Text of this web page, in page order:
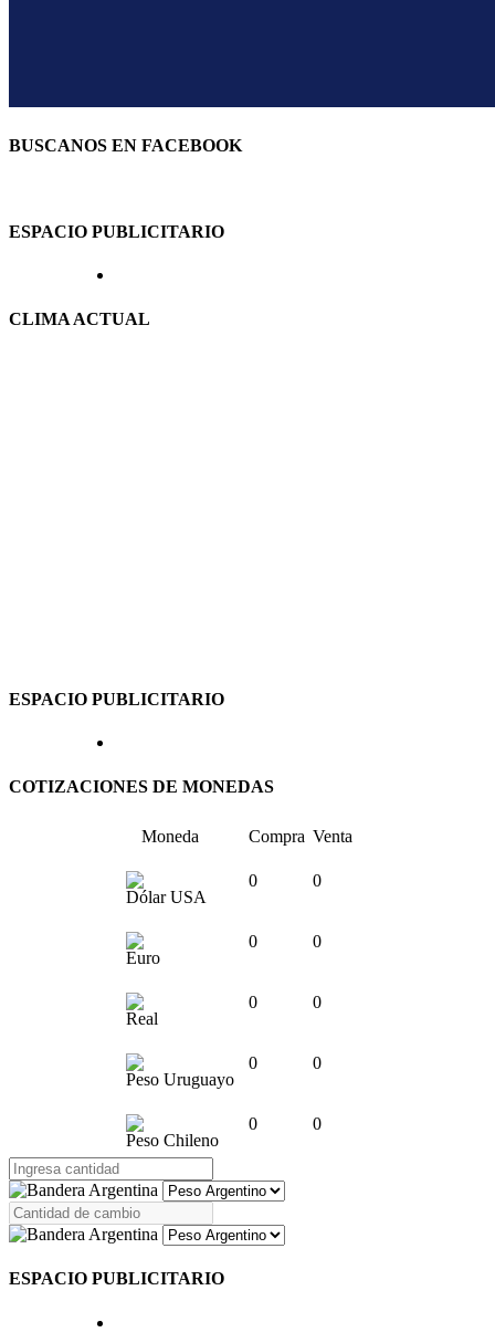
BUSCANOS EN FACEBOOK
ESPACIO PUBLICITARIO
CLIMA ACTUAL
ESPACIO PUBLICITARIO
COTIZACIONES DE MONEDAS
Moneda Compra Venta
Dólar USA
0 0
Euro
0 0
Real
0 0
Peso Uruguayo
0 0
Peso Chileno
0 0
ESPACIO PUBLICITARIO